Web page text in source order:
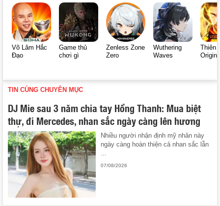
Võ Lâm Hắc
Đạo
Game thủ
chơi gì
Zenless Zone
Zero
Wuthering
Waves
Thiên
Origin
TIN CÙNG CHUYÊN MỤC
DJ Mie sau 3 năm chia tay Hồng Thanh: Mua biệt
thự, đi Mercedes, nhan sắc ngày càng lên hương
Nhiều người nhận định mỹ nhân này
ngày càng hoàn thiện cả nhan sắc lẫn
...
07/08/2026